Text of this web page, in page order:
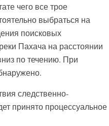
чего все трое
выбраться на
поисковых
Пахача на расстоянии
по течению. При
следственно-
принято процессуальное